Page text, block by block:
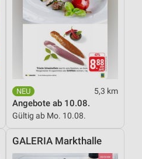
5,3 km
Angebote ab 10.08.
Gültig ab Mo. 10.08.
GALERIA Markthalle